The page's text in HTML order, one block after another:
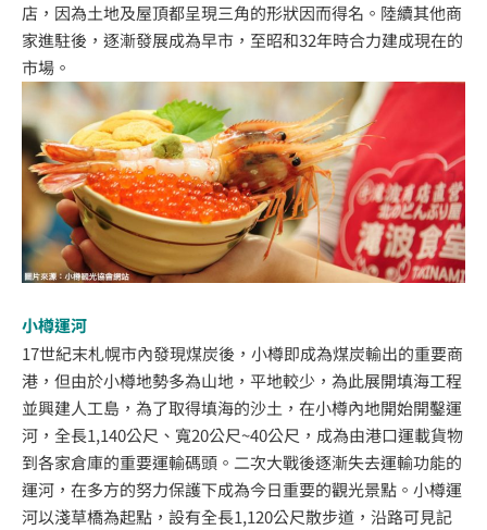
店，因為土地及屋頂都呈現三角的形狀因而得名。陸續其他商
家進駐後，逐漸發展成為早市，至昭和32年時合力建成現在的
市場。
小樽運河
17世紀末札幌市內發現煤炭後，小樽即成為煤炭輸出的重要商
港，但由於小樽地勢多為山地，平地較少，為此展開填海工程
並興建人工島，為了取得填海的沙土，在小樽內地開始開鑿運
河，全長1,140公尺、寬20公尺~40公尺，成為由港口運載貨物
到各家倉庫的重要運輸碼頭。二次大戰後逐漸失去運輸功能的
運河，在多方的努力保護下成為今日重要的觀光景點。小樽運
河以淺草橋為起點，設有全長1,120公尺散步道，沿路可見記